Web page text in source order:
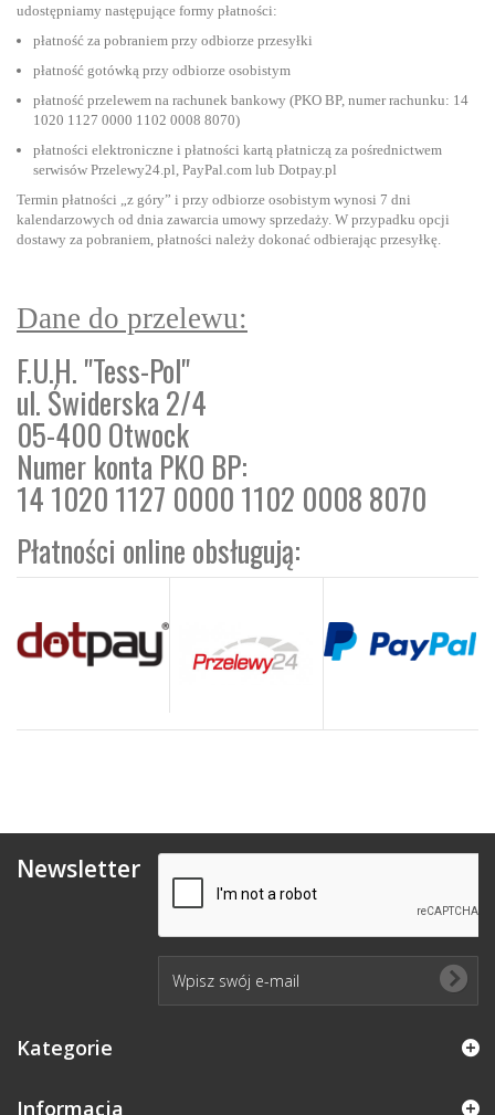
udostępniamy następujące formy płatności:
płatność za pobraniem przy odbiorze przesyłki
płatność gotówką przy odbiorze osobistym
płatność przelewem na rachunek bankowy (PKO BP, numer rachunku: 14
1020 1127 0000 1102 0008 8070)
płatności elektroniczne i płatności kartą płatniczą za pośrednictwem
serwisów Przelewy24.pl, PayPal.com lub Dotpay.pl
Termin płatności „z góry” i przy odbiorze osobistym wynosi 7 dni
kalendarzowych od dnia zawarcia umowy sprzedaży. W przypadku opcji
dostawy za pobraniem, płatności należy dokonać odbierając przesyłkę.
Dane do przelewu:
F.U.H. "Tess-Pol"
ul. Świderska 2/4
05-400 Otwock
Numer konta PKO BP:
14 1020 1127 0000 1102 0008 8070
Płatności online obsługują:
Newsletter
Kategorie
Informacja